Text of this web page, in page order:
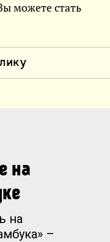
можете стать
на
на
–